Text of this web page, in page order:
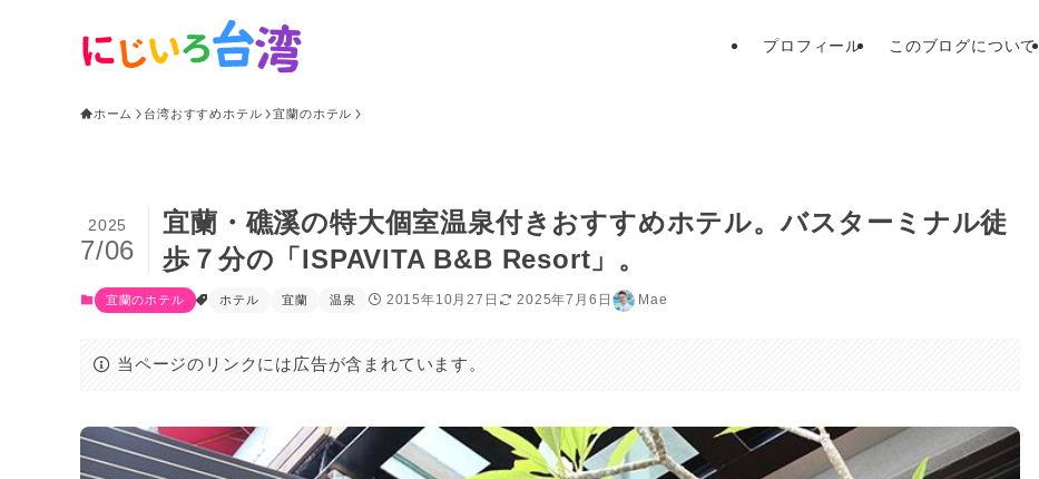
プロフィール このブログについて
ホーム 台湾おすすめホテル 宜蘭のホテル
宜蘭・礁溪の特大個室温泉付きおすすめホテル。バスターミナル徒
歩７分の「ISPAVITA B&B Resort」。
2025
7/06
宜蘭のホテル ホテル 宜蘭 温泉 2015年10月27日 2025年7月6日 Mae
当ページのリンクには広告が含まれています。